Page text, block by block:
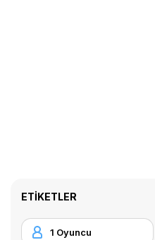
ETIKETLER
1 Oyuncu